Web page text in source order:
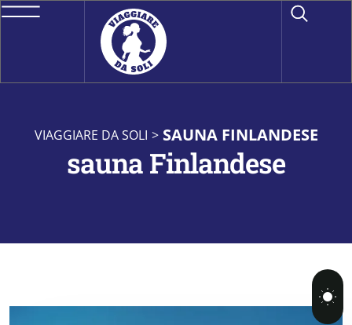
VIAGGIARE DA SOLI > SAUNA FINLANDESE
sauna Finlandese